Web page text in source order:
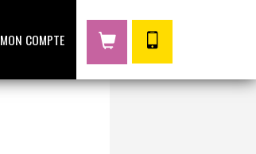
MON COMPTE